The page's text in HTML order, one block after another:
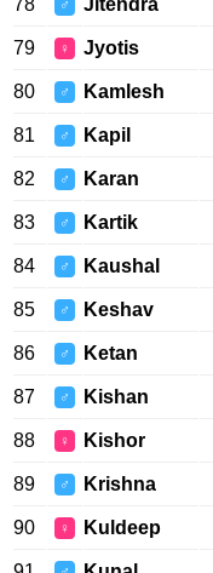
78 ♂ Jitendra
79 ♀ Jyotis
80 ♂ Kamlesh
81 ♂ Kapil
82 ♂ Karan
83 ♂ Kartik
84 ♂ Kaushal
85 ♂ Keshav
86 ♂ Ketan
87 ♂ Kishan
88 ♀ Kishor
89 ♂ Krishna
90 ♀ Kuldeep